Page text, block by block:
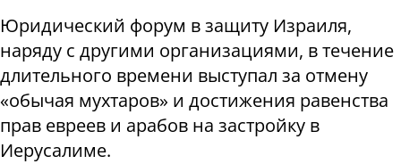
Юридический форум в защиту Израиля,
наряду с другими организациями, в течение
длительного времени выступал за отмену
«обычая мухтаров» и достижения равенства
прав евреев и арабов на застройку в
Иерусалиме.